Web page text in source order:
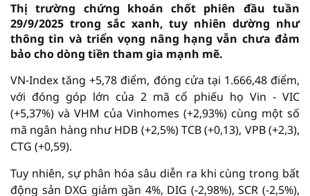
Thị trường chứng khoán chốt phiên đầu tuần
29/9/2025 trong sắc xanh, tuy nhiên dường như
thông tin và triển vọng nâng hạng vẫn chưa đảm
bảo cho dòng tiền tham gia mạnh mẽ.
VN-Index tăng +5,78 điểm, đóng cửa tại 1.666,48 điểm,
với đóng góp lớn của 2 mã cổ phiếu họ Vin - VIC
(+5,37%) và VHM của Vinhomes (+2,93%) cùng một số
mã ngân hàng như HDB (+2,5%) TCB (+0,13), VPB (+2,3),
CTG (+0,59).
Tuy nhiên, sự phân hóa sâu diễn ra khi cùng trong bất
động sản DXG giảm gần 4%, DIG (-2,98%), SCR (-2,5%),